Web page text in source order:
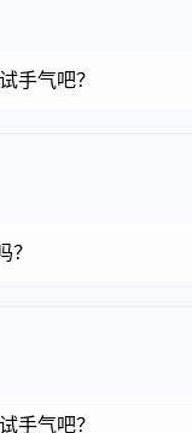
手气吧？
手气吧？